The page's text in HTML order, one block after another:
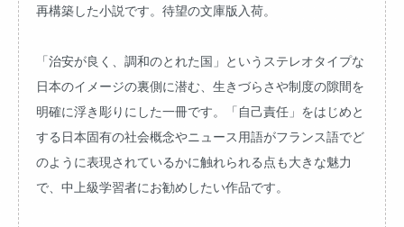
再構築した小説です。待望の文庫版入荷。
「治安が良く、調和のとれた国」というステレオタイプな
日本のイメージの裏側に潜む、生きづらさや制度の隙間を
明確に浮き彫りにした一冊です。「自己責任」をはじめと
する日本固有の社会概念やニュース用語がフランス語でど
のように表現されているかに触れられる点も大きな魅力
で、中上級学習者にお勧めしたい作品です。